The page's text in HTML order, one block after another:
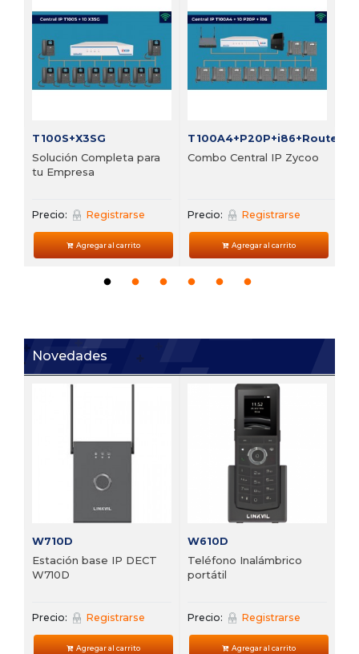
T100S+X3SG
Solución Completa para
tu Empresa
Precio: Registrarse
Agregar al carrito
T100A4+P20P+i86+Router
Combo Central IP Zycoo
Precio: Registrarse
Agregar al carrito
Novedades
W710D
Estación base IP DECT
W710D
Precio: Registrarse
Agregar al carrito
W610D
Teléfono Inalámbrico
portátil
Precio: Registrarse
Agregar al carrito